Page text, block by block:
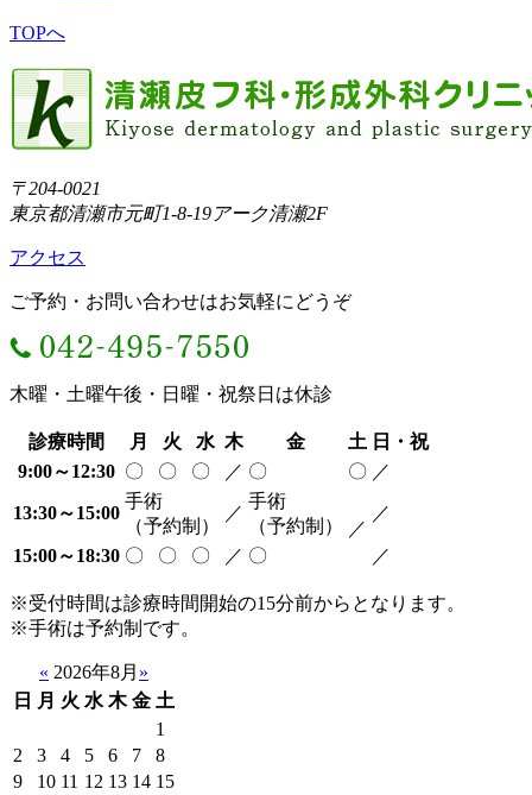
TOPへ
〒204-0021
東京都清瀬市元町1-8-19アーク清瀬2F
アクセス
ご予約・お問い合わせはお気軽にどうぞ
木曜・土曜午後・日曜・祝祭日は休診
診療時間 月 火 水 木 金 土 日・祝
9:00～12:30 〇 〇 〇 ／ 〇 〇 ／
13:30～15:00
手術
（予約制）
／
手術
（予約制）
／
／
15:00～18:30 〇 〇 〇 ／ 〇 ／
※受付時間は診療時間開始の15分前からとなります。
※手術は予約制です。
« 2026年8月 »
日
月 火 水 木 金 土
1
2
3 4 5 6 7
8
9
10 11 12 13 14 15